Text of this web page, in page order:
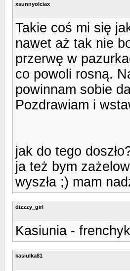
xsunnyolciax
Takie coś mi się
nawet aż tak nie
przerwę w
co powoli rosną.
powinnam sobie
Pozdrawiam i
jak do tego
ja też bym
wyszła ;) mam
dizzzy_girl
Kasiunia -
kasiulka81